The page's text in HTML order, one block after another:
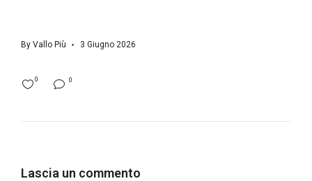
By Vallo Più 3 Giugno 2026
0
0
Lascia un commento